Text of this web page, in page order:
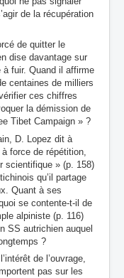
de la récupération
de quitter le
dise davantage sur
à fuir. Quand il affirme
centaines de milliers
ces chiffres
la démission de
Tibet Campaign » ?
D. Lopez dit à
force de répétition,
scientifique » (p. 158)
qu’il partage
Quant à ses
se contente-t-il de
alpiniste (p. 116)
SS autrichien auquel
?
de l’ouvrage,
pas sur les